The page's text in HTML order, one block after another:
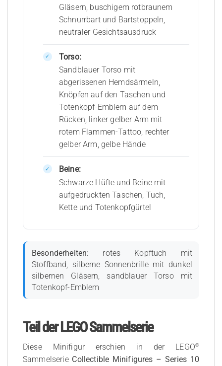
Gläsern, buschigem rotbraunem
Schnurrbart und Bartstoppeln,
neutraler Gesichtsausdruck
Torso:
Sandblauer Torso mit
abgerissenen Hemdsärmeln,
Knöpfen auf den Taschen und
Totenkopf-Emblem auf dem
Rücken, linker gelber Arm mit
rotem Flammen-Tattoo, rechter
gelber Arm, gelbe Hände
Beine:
Schwarze Hüfte und Beine mit
aufgedruckten Taschen, Tuch,
Kette und Totenkopfgürtel
Besonderheiten: rotes Kopftuch mit
Stoffband, silberne Sonnenbrille mit dunkel
silbernen Gläsern, sandblauer Torso mit
Totenkopf-Emblem
Teil der LEGO Sammelserie
Diese Minifigur erschien in der LEGO®
Sammelserie Collectible Minifigures – Series 10